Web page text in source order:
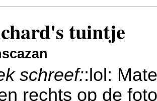
tuintje
schreef::lol:
rechts op de